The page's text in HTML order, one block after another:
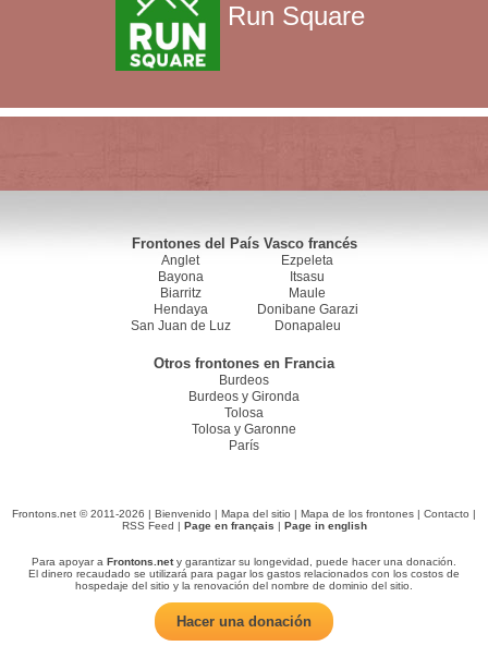
Run Square
Frontones del País Vasco francés
Anglet
Bayona
Biarritz
Hendaya
San Juan de Luz
Ezpeleta
Itsasu
Maule
Donibane Garazi
Donapaleu
Otros frontones en Francia
Burdeos
Burdeos y Gironda
Tolosa
Tolosa y Garonne
París
Frontons.net © 2011-2026 | Bienvenido | Mapa del sitio | Mapa de los frontones | Contacto |
RSS Feed | Page en français | Page in english
Para apoyar a Frontons.nety garantizar su longevidad, puede hacer una donación.
El dinero recaudado se utilizará para pagar los gastos relacionados con los costos de
hospedaje del sitio y la renovación del nombre de dominio del sitio.
Hacer una donación